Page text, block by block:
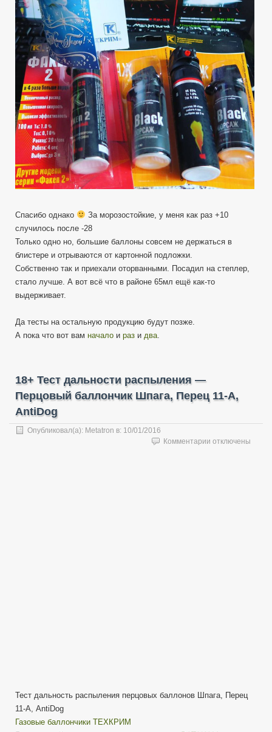
Спасибо однако
За морозостойкие, у меня как раз +10
случилось после -28
Только одно но, большие баллоны совсем не держаться в
блистере и отрываются от картонной подложки.
Собственно так и приехали оторванными. Посадил на степлер,
стало лучше. А вот всё что в районе 65мл ещё как-то
выдерживает.
Да тесты на остальную продукцию будут позже.
А пока что вот вам начало и раз и два
18+ Тест дальности распыления —
Перцовый баллончик Шпага, Перец 11-А,
AntiDog
Опубликовал(а): Metatron в: 10/01/2016
Комментарии котключены
Тест дальность распыления перцовых баллонов Шпага, Перец
11-А, AntiDog
Газовые баллончики ТЕХКРИМ